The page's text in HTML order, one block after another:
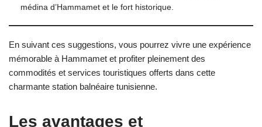
médina d’Hammamet et le fort historique.
En suivant ces suggestions, vous pourrez vivre une expérience
mémorable à Hammamet et profiter pleinement des
commodités et services touristiques offerts dans cette
charmante station balnéaire tunisienne.
Les avantages et